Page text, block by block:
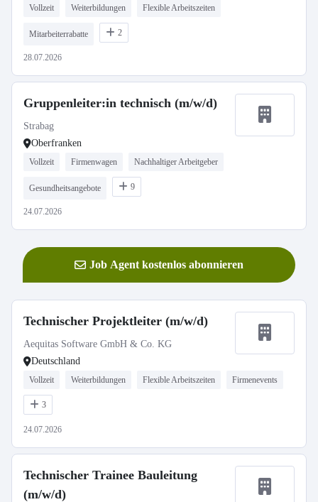
Vollzeit Weiterbildungen Flexible Arbeitszeiten
Mitarbeiterrabatte 2
28.07.2026
Gruppenleiter:in technisch (m/w/d)
Strabag
Oberfranken
Vollzeit Firmenwagen Nachhaltiger Arbeitgeber
Gesundheitsangebote 9
24.07.2026
Job Agent kostenlos abonnieren
Technischer Projektleiter (m/w/d)
Aequitas Software GmbH & Co. KG
Deutschland
Vollzeit Weiterbildungen Flexible Arbeitszeiten Firmenevents
3
24.07.2026
Technischer Trainee Bauleitung
(m/w/d)